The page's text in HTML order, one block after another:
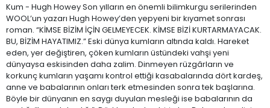
Kum - Hugh Howey Son yılların en önemli bilimkurgu serilerinden
WOOL’un yazarı Hugh Howey’den yepyeni bir kıyamet sonrası
roman. “KİMSE BİZİM İÇİN GELMEYECEK. KİMSE BİZİ KURTARMAYACAK.
BU, BİZİM HAYATIMIZ.” Eski dünya kumların altında kaldı. Hareket
eden, yer değiştiren, çöken kumların üstündeki vahşi yeni
dünyaysa eskisinden daha zalim. Dinmeyen rüzgârların ve
korkunç kumların yaşamı kontrol ettiği kasabalarında dört kardeş,
anne ve babalarının onları terk etmesinden sonra tek başlarına.
Böyle bir dünyanın en saygı duyulan mesleği ise babalarının da